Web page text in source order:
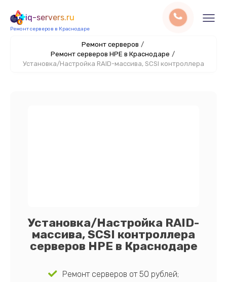
iq-servers.ru
Ремонт серверов в Краснодаре
Ремонт серверов /
Ремонт серверов HPE в Краснодаре /
Установка/Настройка RAID-массива, SCSI контроллера
Установка/Настройка RAID-
массива, SCSI контроллера
серверов HPE в Краснодаре
Ремонт серверов от 50 рублей;